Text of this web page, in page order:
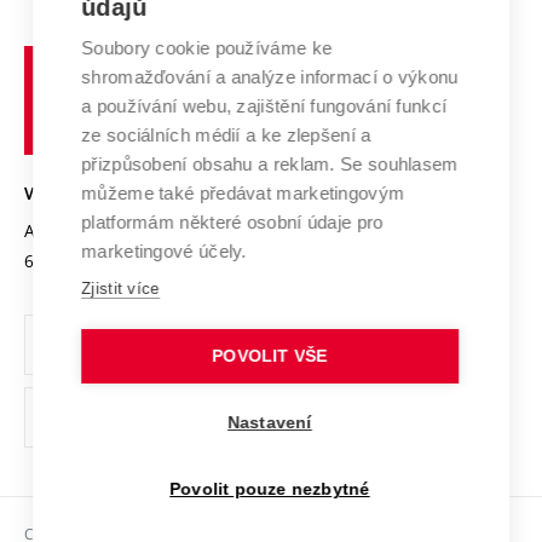
Systém zajišťování kvality výzkumu
Výzkumné infrastruktury
Transfer znalostí
Open Science
Projekty
Projekty ze strukturálních fondů
Specifický výzkum
Zahraniční spolupráce
Spolupráce se školami
Mezinárodní dohody
Univerzitní sítě
Profil univerzity
Udržitelná univerzita
Podnikavá univerzita / ContriBUTe
Bezpečná univerzita
Vyznamenání
Organizační struktura
Ochrana osobních údajů
odkaz)
Sociální bezpečí
učení
technické
Brně
VYSOKÉ UČENÍ TECHNICKÉ V BRNĚ
Antonínská 548/1
602 00 Brno
www.vut.cz
vut@vutbr.cz
Copyright © 2026 VUT
údajů
Soubory cookie používáme ke
shromažďování a analýze informací o výkonu
a používání webu, zajištění fungování funkcí
ze sociálních médií a ke zlepšení a
přizpůsobení obsahu a reklam. Se souhlasem
můžeme také předávat marketingovým
platformám některé osobní údaje pro
marketingové účely.
Zjistit více
POVOLIT VŠE
Nastavení
Povolit pouze nezbytné